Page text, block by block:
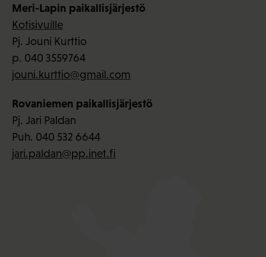
Meri-Lapin paikallisjärjestö
Kotisivuille
Pj. Jouni Kurttio
p. 040 3559764
jouni.kurttio@gmail.com
Rovaniemen paikallisjärjestö
Pj. Jari Paldan
Puh. 040 532 6644
jari.paldan@pp.inet.fi